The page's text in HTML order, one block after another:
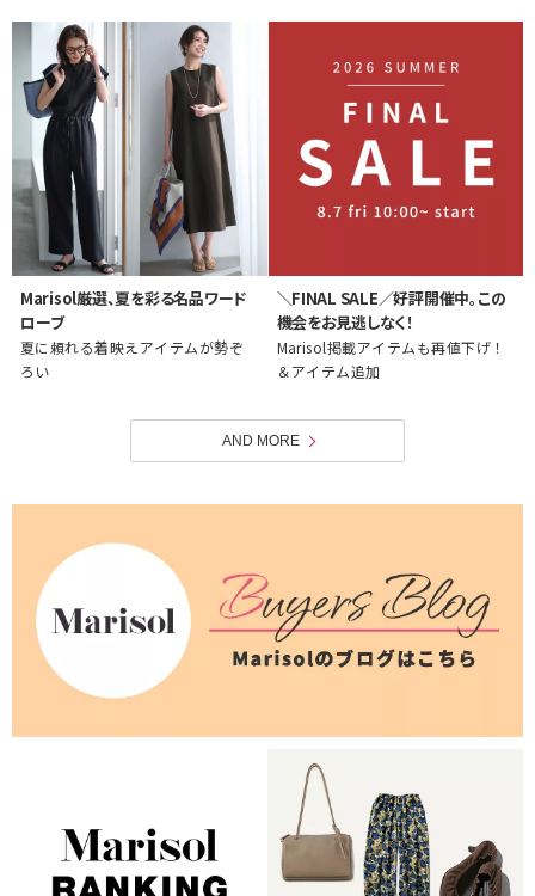
Marisol厳選、夏を彩る名品ワード
ローブ
夏に頼れる着映えアイテムが勢ぞ
ろい
＼FINAL SALE／好評開催中。この
機会をお見逃しなく！
Marisol掲載アイテムも再値下げ！
＆アイテム追加
AND MORE